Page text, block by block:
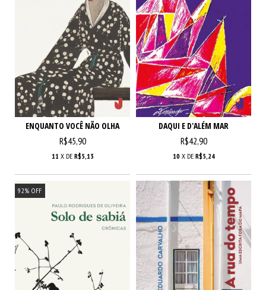
ENQUANTO VOCÊ NÃO OLHA
R$45,90
11 X DE R$5,13
DAQUI E D'ALÉM MAR
R$42,90
10 X DE R$5,24
92% OFF